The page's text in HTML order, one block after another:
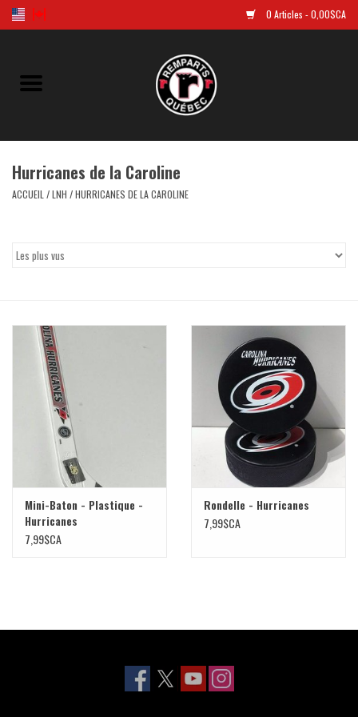
0 Articles - 0,00$CA
Accueil
Chandails Répliques
Tuques et casquettes
Liquidation
Hurricanes de la Caroline
ACCUEIL /LNH /HURRICANES DE LA CAROLINE
Mini-Baton - Plastique -
Hurricanes
7,99$CA
Rondelle - Hurricanes
7,99$CA